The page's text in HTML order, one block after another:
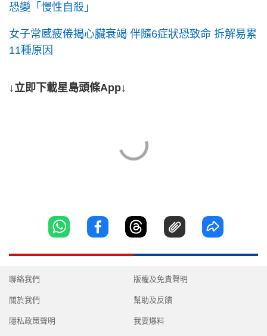
恐變「慢性自殺」
女子常感疲倦揭心臟衰竭 伴隨6症狀恐致命 拆解易累
11種原因
↓立即下載星島頭條App↓
聯絡我們
關於我們
隱私政策聲明
版權及免責聲明
幫助及反饋
我要爆料